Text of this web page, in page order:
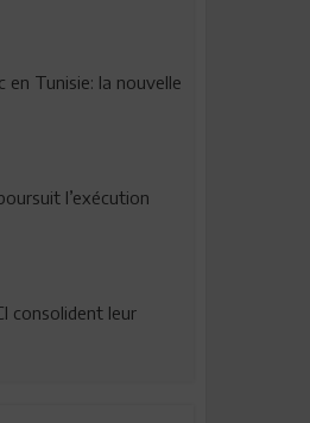
en Tunisie: la nouvelle
l’exécution
consolident leur